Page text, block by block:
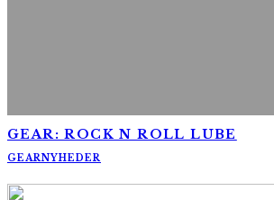
GEAR: ROCK N ROLL LUBE
GEARNYHEDER